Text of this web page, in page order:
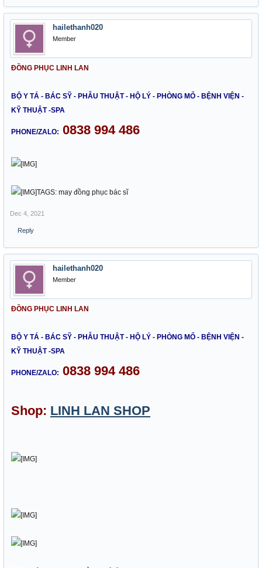
hailethanh020
Member
ĐỒNG PHỤC LINH LAN
BỘ Y TÁ - BÁC SỸ - PHẪU THUẬT - HỘ LÝ - PHÒNG MỔ - BỆNH VIỆN -
KỸ THUẬT -SPA
PHONE/ZALO: 0838 994 486
TAGS: may đồng phục bác sĩ
Dec 4, 2021
Reply
hailethanh020
Member
ĐỒNG PHỤC LINH LAN
BỘ Y TÁ - BÁC SỸ - PHẪU THUẬT - HỘ LÝ - PHÒNG MỔ - BỆNH VIỆN -
KỸ THUẬT -SPA
PHONE/ZALO: 0838 994 486
Shop: LINH LAN SHOP